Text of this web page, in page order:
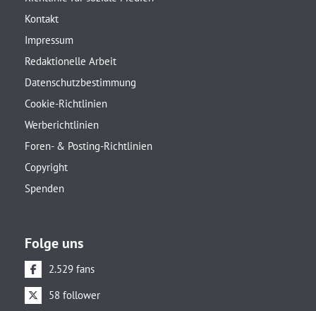
Kontakt
Impressum
Redaktionelle Arbeit
Datenschutzbestimmung
Cookie-Richtlinien
Werberichtlinien
Foren- & Posting-Richtlinien
Copyright
Spenden
Folge uns
2.529 fans
58 follower